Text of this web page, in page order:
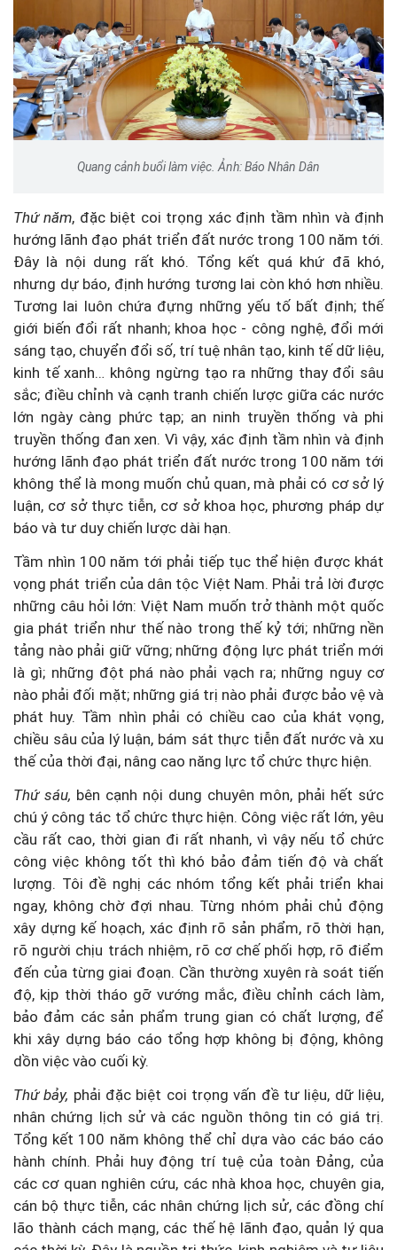
Quang cảnh buổi làm việc. Ảnh: Báo Nhân Dân
Thứ năm, đặc biệt coi trọng xác định tầm nhìn và định
hướng lãnh đạo phát triển đất nước trong 100 năm tới.
Đây là nội dung rất khó. Tổng kết quá khứ đã khó,
nhưng dự báo, định hướng tương lai còn khó hơn nhiều.
Tương lai luôn chứa đựng những yếu tố bất định; thế
giới biến đổi rất nhanh; khoa học - công nghệ, đổi mới
sáng tạo, chuyển đổi số, trí tuệ nhân tạo, kinh tế dữ liệu,
kinh tế xanh… không ngừng tạo ra những thay đổi sâu
sắc; điều chỉnh và cạnh tranh chiến lược giữa các nước
lớn ngày càng phức tạp; an ninh truyền thống và phi
truyền thống đan xen. Vì vậy, xác định tầm nhìn và định
hướng lãnh đạo phát triển đất nước trong 100 năm tới
không thể là mong muốn chủ quan, mà phải có cơ sở lý
luận, cơ sở thực tiễn, cơ sở khoa học, phương pháp dự
báo và tư duy chiến lược dài hạn.
Tầm nhìn 100 năm tới phải tiếp tục thể hiện được khát
vọng phát triển của dân tộc Việt Nam. Phải trả lời được
những câu hỏi lớn: Việt Nam muốn trở thành một quốc
gia phát triển như thế nào trong thế kỷ tới; những nền
tảng nào phải giữ vững; những động lực phát triển mới
là gì; những đột phá nào phải vạch ra; những nguy cơ
nào phải đối mặt; những giá trị nào phải được bảo vệ và
phát huy. Tầm nhìn phải có chiều cao của khát vọng,
chiều sâu của lý luận, bám sát thực tiễn đất nước và xu
thế của thời đại, nâng cao năng lực tổ chức thực hiện.
Thứ sáu, bên cạnh nội dung chuyên môn, phải hết sức
chú ý công tác tổ chức thực hiện. Công việc rất lớn, yêu
cầu rất cao, thời gian đi rất nhanh, vì vậy nếu tổ chức
công việc không tốt thì khó bảo đảm tiến độ và chất
lượng. Tôi đề nghị các nhóm tổng kết phải triển khai
ngay, không chờ đợi nhau. Từng nhóm phải chủ động
xây dựng kế hoạch, xác định rõ sản phẩm, rõ thời hạn,
rõ người chịu trách nhiệm, rõ cơ chế phối hợp, rõ điểm
đến của từng giai đoạn. Cần thường xuyên rà soát tiến
độ, kịp thời tháo gỡ vướng mắc, điều chỉnh cách làm,
bảo đảm các sản phẩm trung gian có chất lượng, để
khi xây dựng báo cáo tổng hợp không bị động, không
dồn việc vào cuối kỳ.
Thứ bảy, phải đặc biệt coi trọng vấn đề tư liệu, dữ liệu,
nhân chứng lịch sử và các nguồn thông tin có giá trị.
Tổng kết 100 năm không thể chỉ dựa vào các báo cáo
hành chính. Phải huy động trí tuệ của toàn Đảng, của
các cơ quan nghiên cứu, các nhà khoa học, chuyên gia,
cán bộ thực tiễn, các nhân chứng lịch sử, các đồng chí
lão thành cách mạng, các thế hệ lãnh đạo, quản lý qua